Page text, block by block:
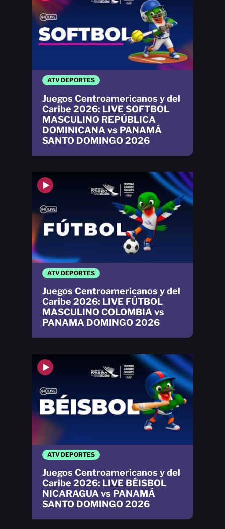
ATV DEPORTES
Juegos Centroamericanos y del
Caribe 2026: LIVE SOFTBOL
MASCULINO REPÚBLICA
DOMINICANA vs PANAMÁ
SANTO DOMINGO 2026
ATV DEPORTES
Juegos Centroamericanos y del
Caribe 2026: LIVE BÉISBOL
NICARAGUA vs PANAMÁ
SANTO DOMINGO 2026
ATV DEPORTES
Juegos Centroamericanos y del
Caribe 2026: LIVE FÚTBOL
MASCULINO COLOMBIA vs
PANAMA DOMINGO 2026